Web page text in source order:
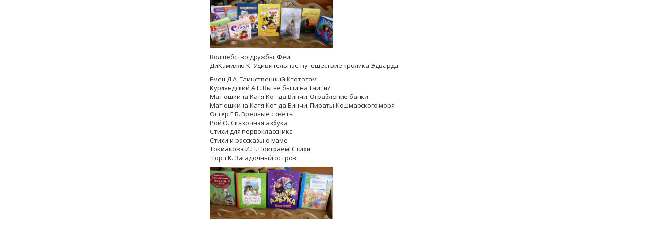
Волшебство дружбы, Феи.
ДиКамилло К. Удивительное путешествие кролика Эдварда
Емец Д.А. Таинственный Ктототам
Курляндский А.Е. Вы не были на Таити?
Матюшкина Катя Кот да Винчи. Ограбление банки
Матюшкина Катя Кот да Винчи. Пираты Кошмарского моря
Остер Г.Б. Вредные советы
Рой О. Сказочная азбука
Стихи для первоклассника
Стихи и рассказы о маме
Токмакова И.П. Поиграем! Стихи
Торп К. Загадочный остров